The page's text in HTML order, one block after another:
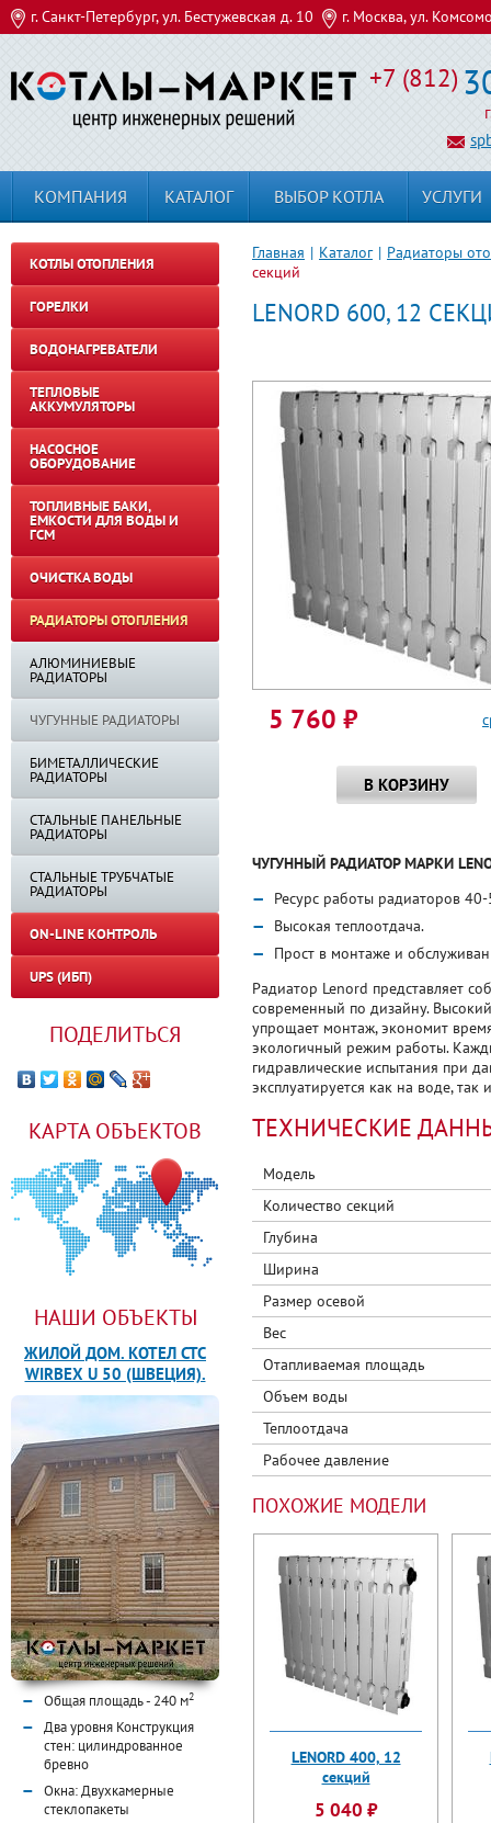
Главная | Каталог | Радиаторы
секций
LENORD 600, 12
5 760 ⃏
В КОРЗИНУ
ЧУГУННЫЙ РАДИАТОР МАРКИ
Ресурс работы радиаторов 40-
Высокая теплоотдача.
Прост в монтаже и
Радиатор Lenord представляет
современный по дизайну.
упрощает монтаж, экономит
экологичный режим работы.
гидравлические испытания при
эксплуатируется как на воде, так
ТЕХНИЧЕСКИЕ
Модель
Количество секций
Глубина
Ширина
Размер осевой
Вес
Отапливаемая площадь
Объем воды
Теплоотдача
Рабочее давление
ПОХОЖИЕ МОДЕЛИ
LENORD 400, 12
секций
5 040 ⃏
КОТЛЫ ОТОПЛЕНИЯ
ГОРЕЛКИ
ВОДОНАГРЕВАТЕЛИ
ТЕПЛОВЫЕ
АККУМУЛЯТОРЫ
НАСОСНОЕ
ОБОРУДОВАНИЕ
ТОПЛИВНЫЕ БАКИ,
ЕМКОСТИ ДЛЯ ВОДЫ И
ГСМ
ОЧИСТКА ВОДЫ
РАДИАТОРЫ ОТОПЛЕНИЯ
АЛЮМИНИЕВЫЕ
РАДИАТОРЫ
ЧУГУННЫЕ РАДИАТОРЫ
БИМЕТАЛЛИЧЕСКИЕ
РАДИАТОРЫ
СТАЛЬНЫЕ ПАНЕЛЬНЫЕ
РАДИАТОРЫ
СТАЛЬНЫЕ ТРУБЧАТЫЕ
РАДИАТОРЫ
ON-LINE КОНТРОЛЬ
UPS (ИБП)
ПОДЕЛИТЬСЯ
КАРТА ОБЪЕКТОВ
НАШИ ОБЪЕКТЫ
ЖИЛОЙ ДОМ. КОТЕЛ CTC
WIRBEX U 50 (ШВЕЦИЯ).
Общая площадь - 240 м2
Два уровня Конструкция
стен: цилиндрованное
бревно
Окна: Двухкамерные
стеклопакеты
г. Санкт-Петербург, ул. Бестужевская д. 10 г. Москва, ул.
+7 (812)
КОМПАНИЯ КАТАЛОГ ВЫБОР КОТЛА УСЛУГИ